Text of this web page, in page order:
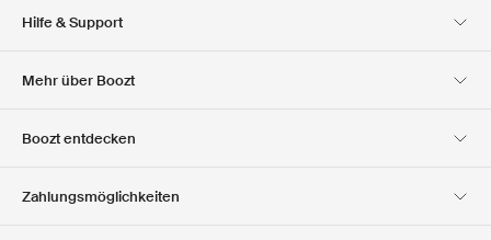
Hilfe & Support
Mehr über Boozt
Boozt entdecken
Zahlungsmöglichkeiten